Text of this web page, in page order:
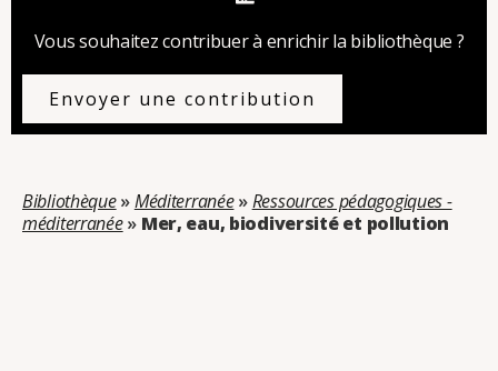
Vous souhaitez contribuer à enrichir la bibliothèque ?
Envoyer une contribution
Bibliothèque»Méditerranée»Ressources pédagogiques -
méditerranée» Mer, eau, biodiversité et pollution